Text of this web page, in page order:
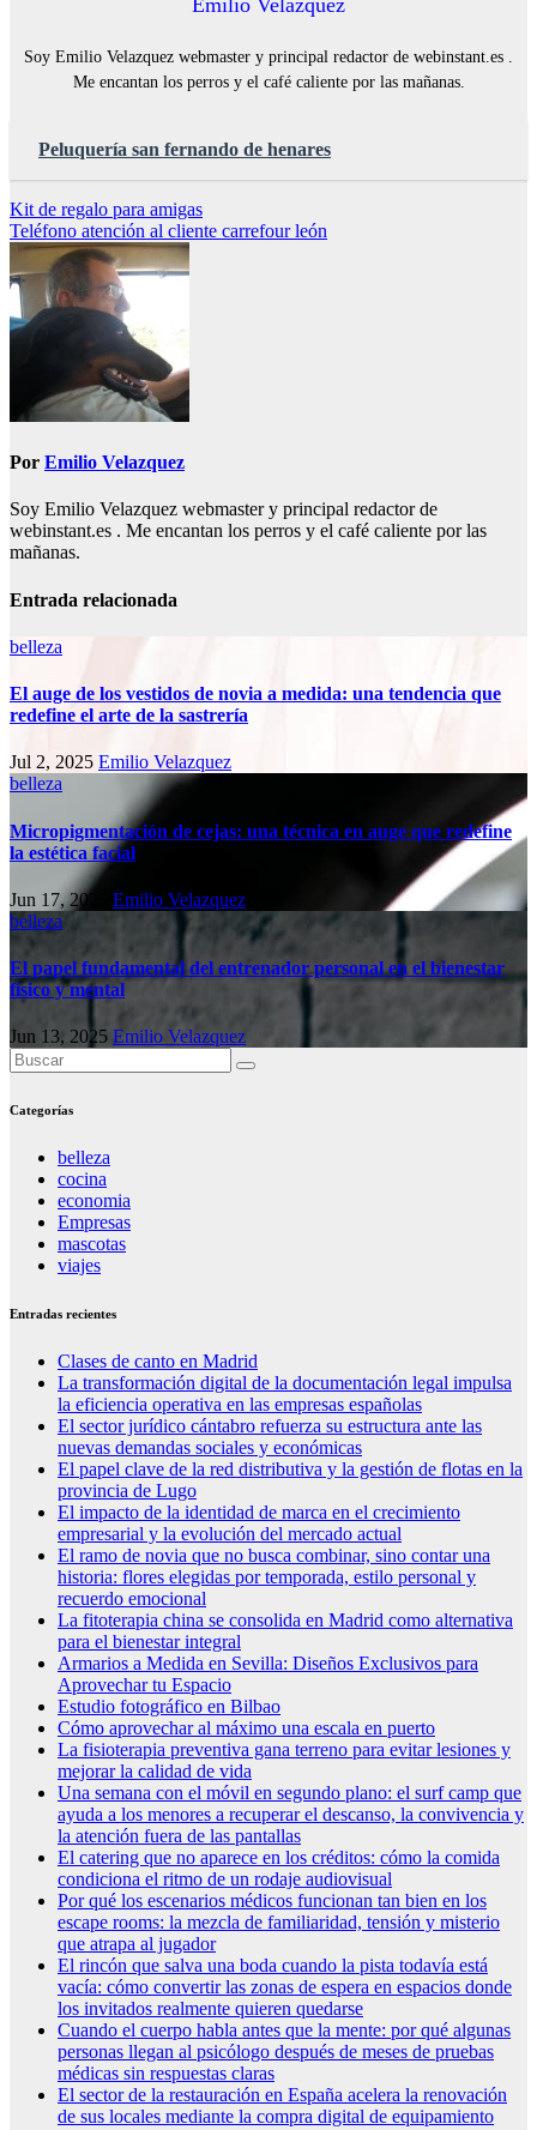
Soy Emilio Velazquez webmaster y principal redactor de webinstant.es .
Me encantan los perros y el café caliente por las mañanas.
Peluquería san fernando de henares
Navegación
de
entradas
Kit de regalo para amigas
Teléfono atención al cliente carrefour león
Por Emilio Velazquez
Soy Emilio Velazquez webmaster y principal redactor de
webinstant.es . Me encantan los perros y el café caliente por las
mañanas.
Entrada relacionada
belleza
El auge de los vestidos de novia a medida: una tendencia que
redefine el arte de la sastrería
Jul 2, 2025 Emilio Velazquez
belleza
Micropigmentación de cejas: una técnica en auge que redefine
la estética facial
Jun 17, 2025 Emilio Velazquez
belleza
El papel fundamental del entrenador personal en el bienestar
físico y mental
Jun 13, 2025 Emilio Velazquez
Categorías
belleza
cocina
economia
Empresas
mascotas
viajes
Entradas recientes
Clases de canto en Madrid
La transformación digital de la documentación legal impulsa
la eficiencia operativa en las empresas españolas
El sector jurídico cántabro refuerza su estructura ante las
nuevas demandas sociales y económicas
El papel clave de la red distributiva y la gestión de flotas en la
provincia de Lugo
El impacto de la identidad de marca en el crecimiento
empresarial y la evolución del mercado actual
El ramo de novia que no busca combinar, sino contar una
historia: flores elegidas por temporada, estilo personal y
recuerdo emocional
La fitoterapia china se consolida en Madrid como alternativa
para el bienestar integral
Armarios a Medida en Sevilla: Diseños Exclusivos para
Aprovechar tu Espacio
Estudio fotográfico en Bilbao
Cómo aprovechar al máximo una escala en puerto
La fisioterapia preventiva gana terreno para evitar lesiones y
mejorar la calidad de vida
Una semana con el móvil en segundo plano: el surf camp que
ayuda a los menores a recuperar el descanso, la convivencia y
la atención fuera de las pantallas
El catering que no aparece en los créditos: cómo la comida
condiciona el ritmo de un rodaje audiovisual
Por qué los escenarios médicos funcionan tan bien en los
escape rooms: la mezcla de familiaridad, tensión y misterio
que atrapa al jugador
El rincón que salva una boda cuando la pista todavía está
vacía: cómo convertir las zonas de espera en espacios donde
los invitados realmente quieren quedarse
Cuando el cuerpo habla antes que la mente: por qué algunas
personas llegan al psicólogo después de meses de pruebas
médicas sin respuestas claras
El sector de la restauración en España acelera la renovación
de sus locales mediante la compra digital de equipamiento